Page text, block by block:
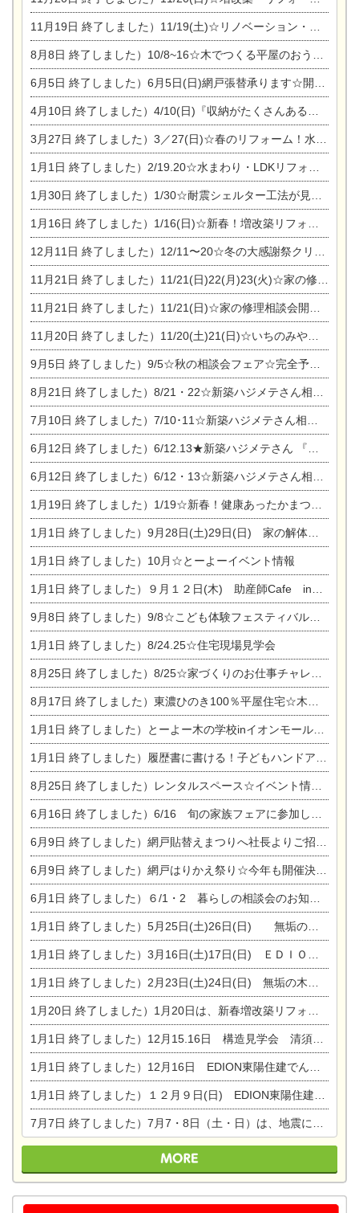
11月19日 終了しました）11/19(土)☆リノベーション・家の修理まつり＆増改築・リフォームまつりin扶桑ゴルフ
8月8日 終了しました）10/8~16☆木でつくる平屋のおうちのつくり方【完全予約制】
6月5日 終了しました）6月5日(日)網戸張替承ります☆開催！
4月10日 終了しました）4/10(日)『収納がたくさんあるおうち現場見学会』
3月27日 終了しました）3／27(日)☆春のリフォーム！水まわりLDKリフォーム相談会&今がチャンス！エアコン相談会
1月1日 終了しました）2/19.20☆水まわり・LDKリフォーム相談会＆エアコン相談会
1月30日 終了しました）1/30☆耐震シェルター工法が見れる完成見学会
1月16日 終了しました）1/16(日)☆新春！増改築リフォーム&家の修理まつり
12月11日 終了しました）12/11〜20☆冬の大感謝祭クリスマス相談会開催
11月21日 終了しました）11/21(日)22(月)23(火)☆家の修理まつり＆増改築リフォーム相談会
11月21日 終了しました）11/21(日)☆家の修理相談会開催 in 扶桑オークビレッジ
11月20日 終了しました）11/20(土)21(日)☆いちのみや逸品市に出店します【ひのきのバラ販売】
9月5日 終了しました）9/5☆秋の相談会フェア☆完全予約制
8月21日 終了しました）8/21・22☆新築ハジメテさん相談会 『集まれ！農地に家を建てたい人！』
7月10日 終了しました）7/10･11☆新築ハジメテさん相談会 『集まれ！農地に家を建てたい人！』完全予約制
6月12日 終了しました）6/12.13★新築ハジメテさん 『木の家 現場体感見学会』
6月12日 終了しました）6/12・13☆新築ハジメテさん相談会『今ある土地に家を建てる際の注意点』
1月19日 終了しました）1/19☆新春！健康あったかまつり＆増改築リフォームまつり
1月1日 終了しました）9月28日(土)29日(日) 家の解体なんでも相談会
1月1日 終了しました）10月☆とーよーイベント情報
1月1日 終了しました）９月１２日(木) 助産師Cafe in東陽住建
9月8日 終了しました）9/8☆こども体験フェスティバル☆一宮市民会館
1月1日 終了しました）8/24.25☆住宅現場見学会
8月25日 終了しました）8/25☆家づくりのお仕事チャレンジ
8月17日 終了しました）東濃ひのき100％平屋住宅☆木の家完成見学会
1月1日 終了しました）とーよー木の学校inイオンモール木曽川
1月1日 終了しました）履歴書に書ける！子どもハンドアロマ講座☆
8月25日 終了しました）レンタルスペース☆イベント情報☆チャイルドアロマセラピスト
6月16日 終了しました）6/16 旬の家族フェアに参加します☆
6月9日 終了しました）網戸貼替えまつりへ社長よりご招待です♪
6月9日 終了しました）網戸はりかえ祭り☆今年も開催決定！
6月1日 終了しました）６/1・2 暮らしの相談会のお知らせ
1月1日 終了しました）5月25日(土)26日(日) 無垢の木の家体感見学会開催☆
1月1日 終了しました）3月16日(土)17日(日) ＥＤＩＯＮ東陽住建でんき館 総決算まつり
1月1日 終了しました）2月23日(土)24日(日) 無垢の木の家 完成見学会
1月20日 終了しました）1月20日は、新春増改築リフォームまつり＆家の修理祭り＆家電まつりです。
1月1日 終了しました）12月15.16日 構造見学会 清須市西枇杷島町弁天
1月1日 終了しました）12月16日 EDION東陽住建でんき OPEN第二弾イベント！！
1月1日 終了しました）１２月９日(日) EDION東陽住建でんき館プレＯＰＥＮ！＆家の修理まつり
7月7日 終了しました）7月7・8日（土・日）は、地震に強くて安心！暮らしを楽しむ東濃ひのきの平屋の家体験見学会を開催します。ぜひお越しください。